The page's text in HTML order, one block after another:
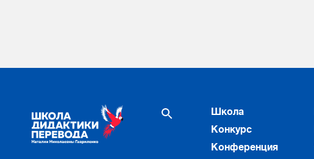
Школа
Конкурс
Конференция